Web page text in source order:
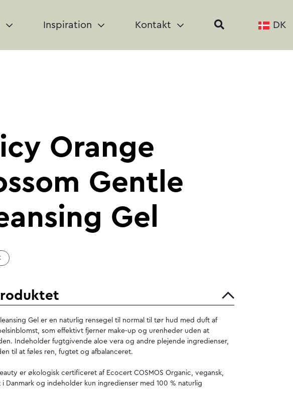
Inspiration Kontakt DK
Orange
Gentle
Gel
Gel er en naturlig rensegel til normal til tør hud med duft af
som effektivt fjerner make-up og urenheder uden at
Indeholder fugtgivende aloe vera og andre plejende ingredienser,
til at føles ren, fugtet og afbalanceret.
er økologisk certificeret af Ecocert COSMOS Organic, vegansk,
Danmark og indeholder kun ingredienser med 100 % naturlig